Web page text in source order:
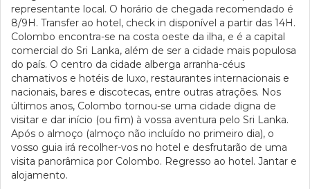
representante local. O horário de chegada recomendado é
8/9H. Transfer ao hotel, check in disponível a partir das 14H.
Colombo encontra-se na costa oeste da ilha, e é a capital
comercial do Sri Lanka, além de ser a cidade mais populosa
do país. O centro da cidade alberga arranha-céus
chamativos e hotéis de luxo, restaurantes internacionais e
nacionais, bares e discotecas, entre outras atrações. Nos
últimos anos, Colombo tornou-se uma cidade digna de
visitar e dar início (ou fim) à vossa aventura pelo Sri Lanka.
Após o almoço (almoço não incluído no primeiro dia), o
vosso guia irá recolher-vos no hotel e desfrutarão de uma
visita panorâmica por Colombo. Regresso ao hotel. Jantar e
alojamento.